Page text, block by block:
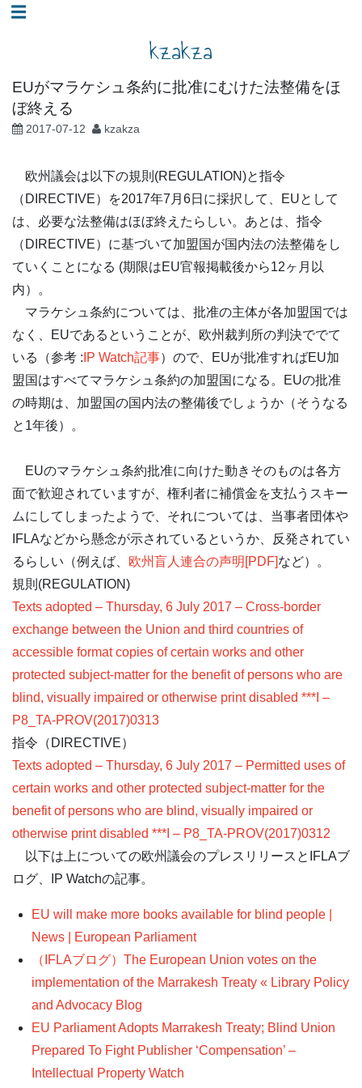
コ☰
kzakza
EUがマラケシュ条約に批准にむけた法整備をほ
ぼ終える
2017-07-12 kzakza
欧州議会は以下の規則(REGULATION)と指令
（DIRECTIVE）を2017年7月6日に採択して、EUとして
は、必要な法整備はほぼ終えたらしい。あとは、指令
（DIRECTIVE）に基づいて加盟国が国内法の法整備をし
ていくことになる (期限はEU官報掲載後から12ヶ月以
内）。
マラケシュ条約については、批准の主体が各加盟国では
なく、EUであるということが、欧州裁判所の判決ででて
いる（参考 : IP Watch記事）ので、EUが批准すればEU加
盟国はすべてマラケシュ条約の加盟国になる。EUの批准
の時期は、加盟国の国内法の整備後でしょうか（そうなる
と1年後）。
EUのマラケシュ条約批准に向けた動きそのものは各方
面で歓迎されていますが、権利者に補償金を支払うスキー
ムにしてしまったようで、それについては、当事者団体や
IFLAなどから懸念が示されているというか、反発されてい
るらしい（例えば、 欧州盲人連合の声明[PDF]など）。
規則(REGULATION)
Texts adopted – Thursday, 6 July 2017 – Cross-border
exchange between the Union and third countries of
accessible format copies of certain works and other
protected subject-matter for the benefit of persons who are
blind, visually impaired or otherwise print disabled ***I –
P8_TA-PROV(2017)0313
指令（DIRECTIVE）
Texts adopted – Thursday, 6 July 2017 – Permitted uses of
certain works and other protected subject-matter for the
benefit of persons who are blind, visually impaired or
otherwise print disabled ***I – P8_TA-PROV(2017)0312
以下は上についての欧州議会のプレスリリースとIFLAブ
ログ、IP Watchの記事。
EU will make more books available for blind people |
News | European Parliament
（IFLAブログ）The European Union votes on the
implementation of the Marrakesh Treaty « Library Policy
and Advocacy Blog
EU Parliament Adopts Marrakesh Treaty; Blind Union
Prepared To Fight Publisher ‘Compensation’ –
Intellectual Property Watch